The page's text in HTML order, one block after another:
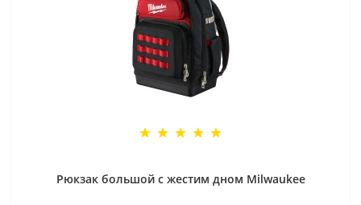
Рюкзак большой с жестим дном Milwaukee